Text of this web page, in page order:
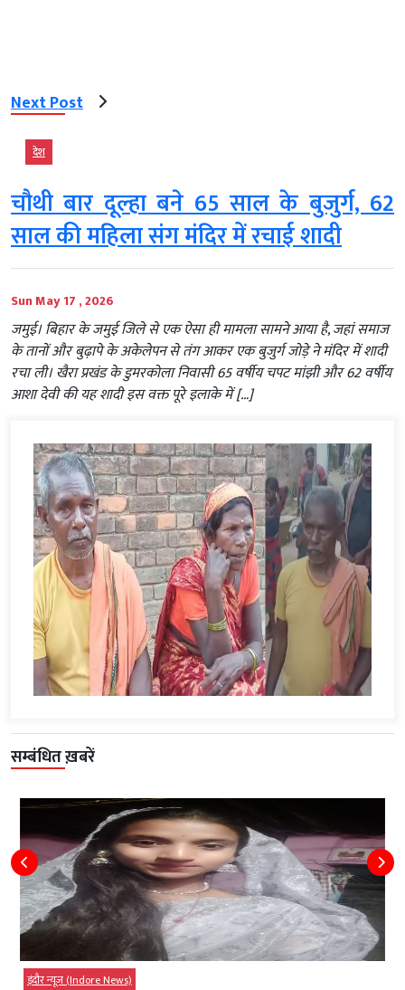
Next Post
देश
चौथी बार दूल्हा बने 65 साल के बुजुर्ग, 62
साल की महिला संग मंदिर में रचाई शादी
Sun May 17 , 2026
जमुई। बिहार के जमुई जिले से एक ऐसा ही मामला सामने आया है, जहां समाज
के तानों और बुढ़ापे के अकेलेपन से तंग आकर एक बुजुर्ग जोड़े ने मंदिर में शादी
रचा ली। खैरा प्रखंड के डुमरकोला निवासी 65 वर्षीय चपट मांझी और 62 वर्षीय
आशा देवी की यह शादी इस वक्त पूरे इलाके में […]
सम्बंधित ख़बरें
इंदौर न्यूज़ (Indore News)